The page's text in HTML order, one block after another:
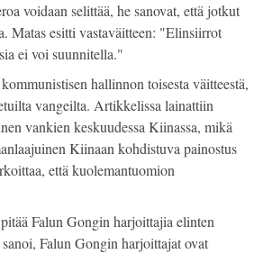
voidaan selittää, he sanovat, että jotkut
Matas esitti vastaväitteen: "Elinsiirrot
ei voi suunnitella."
hallinnon toisesta väitteestä,
vangeilta. Artikkelissa lainattiin
vankien keskuudessa Kiinassa, mikä
Kiinaan kohdistuva painostus
että kuolemantuomion
Falun Gongin harjoittajia elinten
Falun Gongin harjoittajat ovat